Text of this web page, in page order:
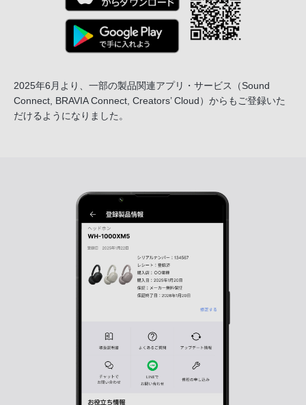
2025年6月より、一部の製品関連アプリ・サービス
（Sound
Connect, BRAVIA Connect, Creators’ Cloud）からもご登録いた
だけるようになりました。